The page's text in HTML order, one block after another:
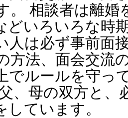
。 相談者は離婚
どいろいろな時
人は必ず事前面
方法、面会交流
でルールを守っ
、母の双方と、
しています。